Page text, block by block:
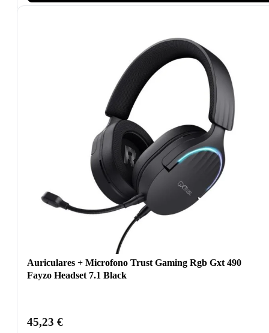
Auriculares + Microfono Trust Gaming Rgb Gxt 490
Fayzo Headset 7.1 Black
45,23 €